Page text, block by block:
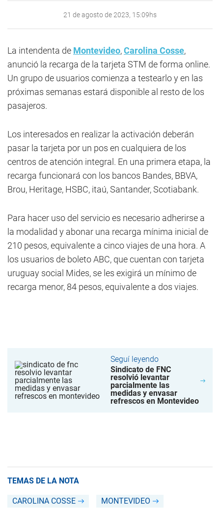
21 de agosto de 2023, 15:09hs
La intendenta de Montevideo,Carolina Cosse,
anunció la recarga de la tarjeta STM de forma online.
Un grupo de usuarios comienza a testearlo y en las
próximas semanas estará disponible al resto de los
pasajeros.
Los interesados en realizar la activación deberán
pasar la tarjeta por un pos en cualquiera de los
centros de atención integral. En una primera etapa, la
recarga funcionará con los bancos Bandes, BBVA,
Brou, Heritage, HSBC, itaú, Santander, Scotiabank.
Para hacer uso del servicio es necesario adherirse a
la modalidad y abonar una recarga mínima inicial de
210 pesos, equivalente a cinco viajes de una hora. A
los usuarios de boleto ABC, que cuentan con tarjeta
uruguay social Mides, se les exigirá un mínimo de
recarga menor, 84 pesos, equivalente a dos viajes.
Seguí leyendo
Sindicato de FNC
resolvió levantar
parcialmente las
medidas y envasar
refrescos en Montevideo
TEMAS DE LA NOTA
CAROLINA COSSE MONTEVIDEO